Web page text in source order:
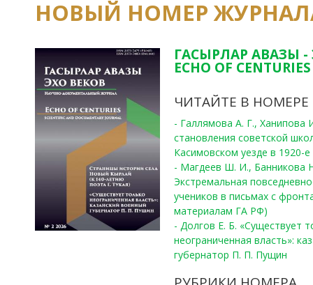
НОВЫЙ НОМЕР
ГАСЫРЛАР АВАЗЫ -
ECHO OF
ЧИТАЙТЕ В НОМЕРЕ
- Галлямова А. Г.,
становления советской
Касимовском уезде в 1920-е
- Магдеев Ш. И., Банникова
Экстремальная
учеников в письмах с
материалам ГА РФ)
- Долгов Е. Б. «Существует
неограниченная власть»:
губернатор П. П. Пущин